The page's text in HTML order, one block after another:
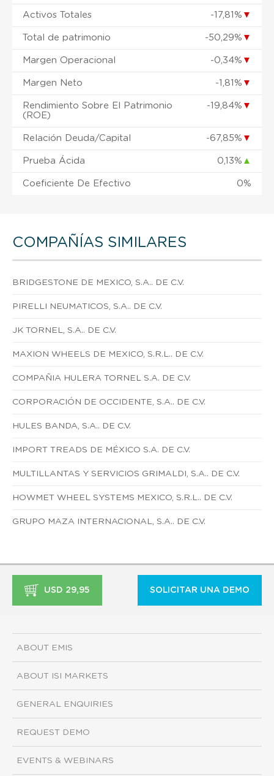
Activos Totales -17,81% ▼
Total de patrimonio -50,29% ▼
Margen Operacional -0,34% ▼
Margen Neto -1,81% ▼
Rendimiento Sobre El Patrimonio
(ROE)
-19,84% ▼
Relación Deuda/Capital -67,85% ▼
Prueba Ácida 0,13% ▲
Coeficiente De Efectivo 0%
COMPAÑÍAS SIMILARES
BRIDGESTONE DE MEXICO, S.A.. DE C.V.
PIRELLI NEUMATICOS, S.A.. DE C.V.
JK TORNEL, S.A.. DE C.V.
MAXION WHEELS DE MEXICO, S.R.L.. DE C.V.
COMPAÑIA HULERA TORNEL S.A. DE C.V.
CORPORACIÓN DE OCCIDENTE, S.A.. DE C.V.
HULES BANDA, S.A.. DE C.V.
IMPORT TREADS DE MÉXICO S.A. DE C.V.
MULTILLANTAS Y SERVICIOS GRIMALDI, S.A.. DE C.V.
HOWMET WHEEL SYSTEMS MEXICO, S.R.L.. DE C.V.
GRUPO MAZA INTERNACIONAL, S.A.. DE C.V.
USD 29,95 SOLICITAR UNA DEMO
ABOUT EMIS
ABOUT ISI MARKETS
GENERAL ENQUIRIES
REQUEST DEMO
EVENTS & WEBINARS